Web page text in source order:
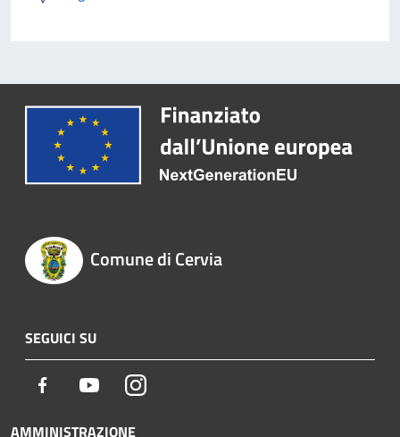
Comune di Cervia
SEGUICI SU
Facebook YoutubeInstagram
AMMINISTRAZIONE